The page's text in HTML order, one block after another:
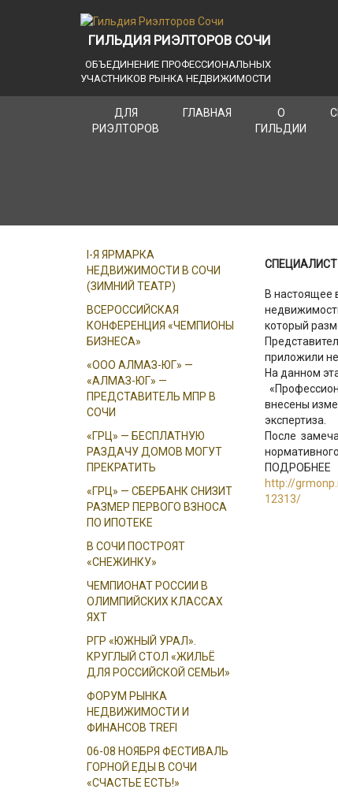
ГИЛЬДИЯ РИЭЛТОРОВ СОЧИ
ОБЪЕДИНЕНИЕ ПРОФЕССИОНАЛЬНЫХ
УЧАСТНИКОВ РЫНКА НЕДВИЖИМОСТИ
ДЛЯ
РИЭЛТОРОВ
ГЛАВНАЯ
О
ГИЛЬДИИ
I-Я ЯРМАРКА
НЕДВИЖИМОСТИ В СОЧИ
(ЗИМНИЙ ТЕАТР)
ВСЕРОССИЙСКАЯ
КОНФЕРЕНЦИЯ «ЧЕМПИОНЫ
БИЗНЕСА»
«ООО АЛМАЗ-ЮГ» —
«АЛМАЗ-ЮГ» —
ПРЕДСТАВИТЕЛЬ МПР В
СОЧИ
«ГРЦ» — БЕСПЛАТНУЮ
РАЗДАЧУ ДОМОВ МОГУТ
ПРЕКРАТИТЬ
«ГРЦ» — СБЕРБАНК СНИЗИТ
РАЗМЕР ПЕРВОГО ВЗНОСА
ПО ИПОТЕКЕ
В СОЧИ ПОСТРОЯТ
«СНЕЖИНКУ»
ЧЕМПИОНАТ РОССИИ В
ОЛИМПИЙСКИХ КЛАССАХ
ЯХТ
РГР «ЮЖНЫЙ УРАЛ».
КРУГЛЫЙ СТОЛ «ЖИЛЬЁ
ДЛЯ РОССИЙСКОЙ СЕМЬИ»
ФОРУМ РЫНКА
НЕДВИЖИМОСТИ И
ФИНАНСОВ TREFI
06-08 НОЯБРЯ ФЕСТИВАЛЬ
ГОРНОЙ ЕДЫ В СОЧИ
«СЧАСТЬЕ ЕСТЬ!»
В настоящее
который
приложили
На данном
внесены
экспертиза.
После
ПОДРОБНЕЕ
http://
12313/